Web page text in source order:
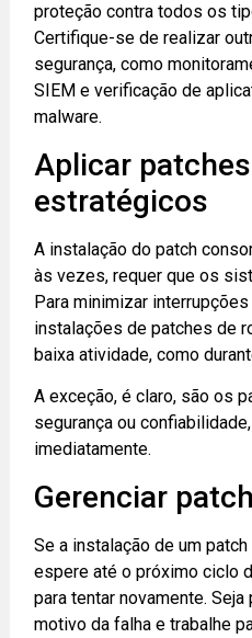
proteção contra todos os
Certifique-se de realizar
segurança, como
SIEM e verificação de
malware.
Aplicar
estratégicos
A instalação do patch
às vezes, requer que os
Para minimizar
instalações de patches de
baixa atividade, como
A exceção, é claro, são os
segurança ou
imediatamente.
Gerenciar
Se a instalação de um
espere até o próximo ciclo
para tentar novamente.
motivo da falha e trabalhe